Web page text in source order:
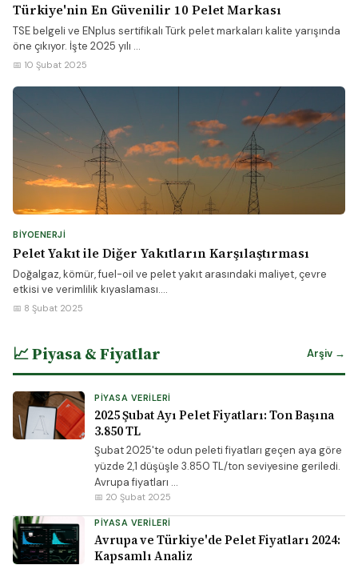
Türkiye'nin En Güvenilir 10 Pelet Markası
TSE belgeli ve ENplus sertifikalı Türk pelet markaları kalite yarışında
öne çıkıyor. İşte 2025 yılı ...
📅 10 Şubat 2025
BIYOENERJI
Pelet Yakıt ile Diğer Yakıtların Karşılaştırması
Doğalgaz, kömür, fuel-oil ve pelet yakıt arasındaki maliyet, çevre
etkisi ve verimlilik kıyaslaması....
📅 8 Şubat 2025
📈 Piyasa & Fiyatlar Arşiv →
PIYASA VERILERI
2025 Şubat Ayı Pelet Fiyatları: Ton Başına
3.850 TL
Şubat 2025'te odun peleti fiyatları geçen aya göre
yüzde 2,1 düşüşle 3.850 TL/ton seviyesine geriledi.
Avrupa fiyatları ...
📅 20 Şubat 2025
PIYASA VERILERI
Avrupa ve Türkiye'de Pelet Fiyatları 2024:
Kapsamlı Analiz